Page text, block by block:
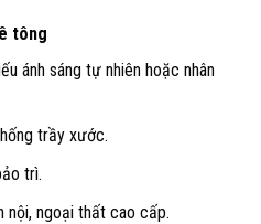
tông
ánh sáng tự nhiên hoặc nhân
trầy xước.
trì.
nội, ngoại thất cao cấp.